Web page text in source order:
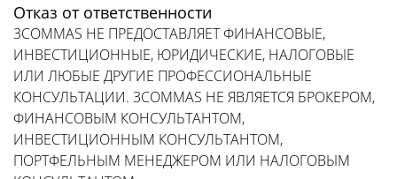
Отказ от ответственности
3COMMAS НЕ ПРЕДОСТАВЛЯЕТ ФИНАНСОВЫЕ,
ИНВЕСТИЦИОННЫЕ, ЮРИДИЧЕСКИЕ, НАЛОГОВЫЕ
ИЛИ ЛЮБЫЕ ДРУГИЕ ПРОФЕССИОНАЛЬНЫЕ
КОНСУЛЬТАЦИИ. 3COMMAS НЕ ЯВЛЯЕТСЯ БРОКЕРОМ,
ФИНАНСОВЫМ КОНСУЛЬТАНТОМ,
ИНВЕСТИЦИОННЫМ КОНСУЛЬТАНТОМ,
ПОРТФЕЛЬНЫМ МЕНЕДЖЕРОМ ИЛИ НАЛОГОВЫМ